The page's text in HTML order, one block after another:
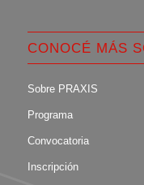
CONOCÉ MÁS
Sobre PRAXIS
Programa
Convocatoria
Inscripción